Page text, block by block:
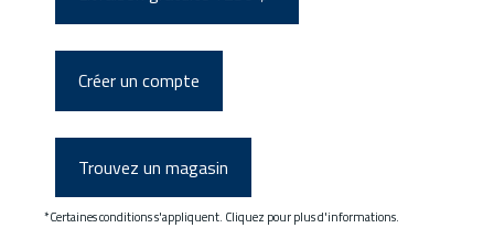
Créer un compte
Trouvez un magasin
*Certaines conditions s'appliquent. Cliquez pour plus d'informations.